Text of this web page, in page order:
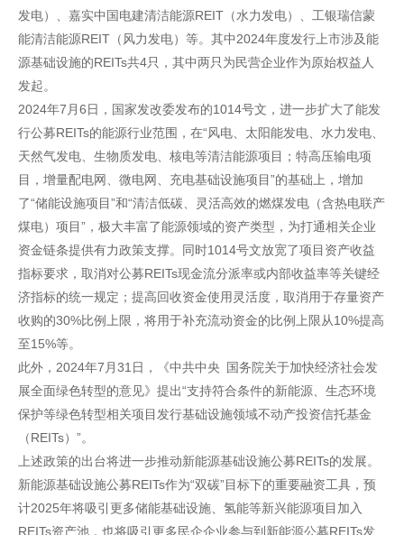
发电）、嘉实中国电建清洁能源REIT（水力发电）、工银瑞信蒙
能清洁能源REIT（风力发电）等。其中2024年度发行上市涉及能
源基础设施的REITs共4只，其中两只为民营企业作为原始权益人
发起。
2024年7月6日，国家发改委发布的1014号文，进一步扩大了能发
行公募REITs的能源行业范围，在“风电、太阳能发电、水力发电、
天然气发电、生物质发电、核电等清洁能源项目；特高压输电项
目，增量配电网、微电网、充电基础设施项目”的基础上，增加
了“储能设施项目”和“清洁低碳、灵活高效的燃煤发电（含热电联产
煤电）项目”，极大丰富了能源领域的资产类型，为打通相关企业
资金链条提供有力政策支撑。同时1014号文放宽了项目资产收益
指标要求，取消对公募REITs现金流分派率或内部收益率等关键经
济指标的统一规定；提高回收资金使用灵活度，取消用于存量资产
收购的30%比例上限，将用于补充流动资金的比例上限从10%提高
至15%等。
此外，2024年7月31日，《中共中央 国务院关于加快经济社会发
展全面绿色转型的意见》提出“支持符合条件的新能源、生态环境
保护等绿色转型相关项目发行基础设施领域不动产投资信托基金
（REITs）”。
上述政策的出台将进一步推动新能源基础设施公募REITs的发展。
新能源基础设施公募REITs作为“双碳”目标下的重要融资工具，预
计2025年将吸引更多储能基础设施、氢能等新兴能源项目加入
REITs资产池，也将吸引更多民企企业参与到新能源公募REITs发